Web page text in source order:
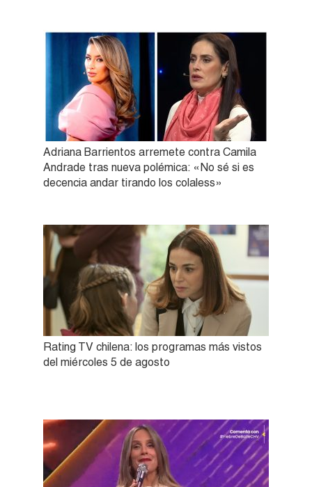
Adriana Barrientos arremete contra Camila
Andrade tras nueva polémica: «No sé si es
decencia andar tirando los colaless»
Rating TV chilena: los programas más vistos
del miércoles 5 de agosto